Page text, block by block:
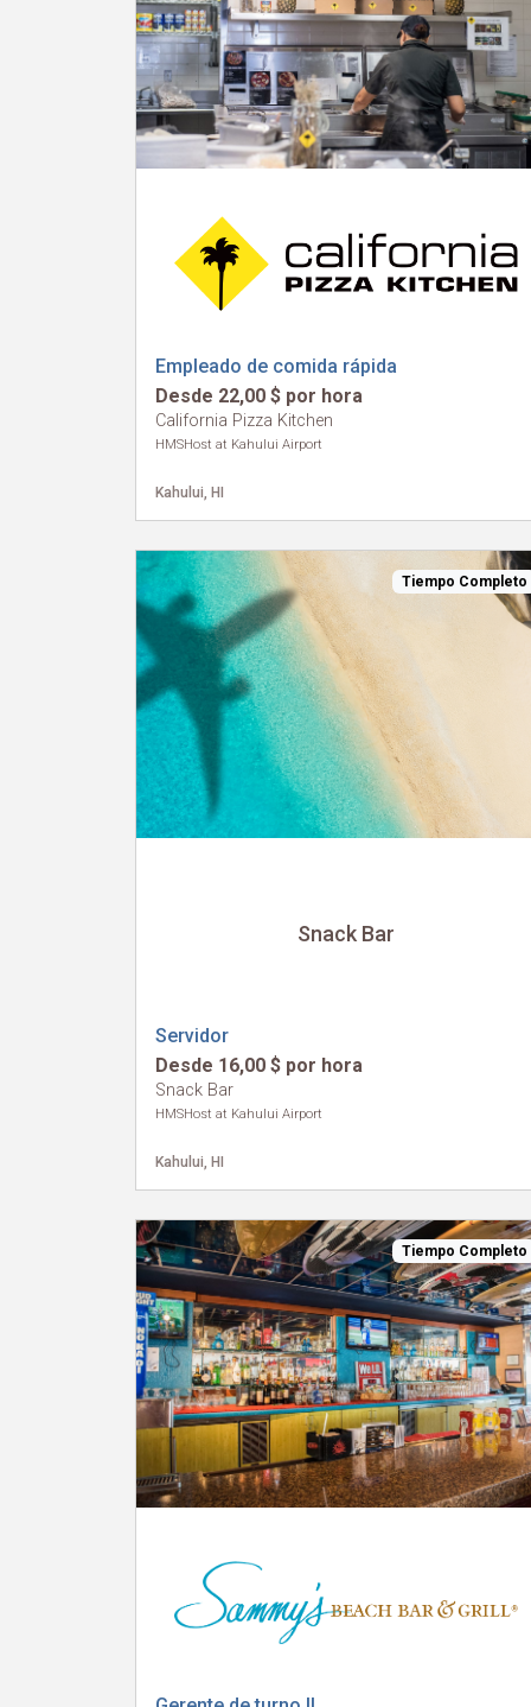
Empleado de comida rápida
Desde 22,00 $ por hora
California Pizza Kitchen
HMSHost at Kahului Airport
Kahului, HI
Tiempo Completo
Snack Bar
Servidor
Desde 16,00 $ por hora
Snack Bar
HMSHost at Kahului Airport
Kahului, HI
Tiempo Completo